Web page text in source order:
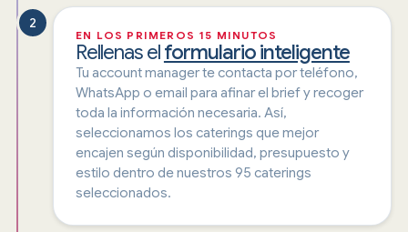
2
EN LOS PRIMEROS 15 MINUTOS
Rellenas elformulario inteligente
Tu account manager te contacta por teléfono,
WhatsApp o email para afinar el brief y recoger
toda la información necesaria. Así,
seleccionamos los caterings que mejor
encajen según disponibilidad, presupuesto y
estilo dentro de nuestros 95 caterings
seleccionados.